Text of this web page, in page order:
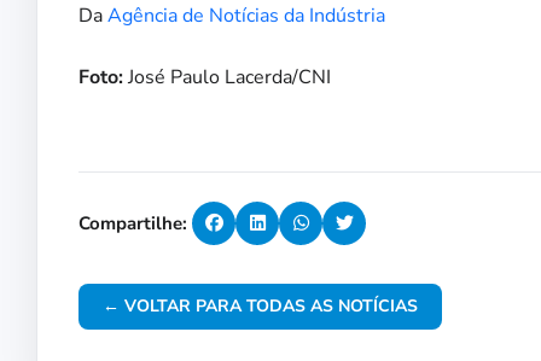
DaAgência de Notícias da Indústria
Foto:José Paulo Lacerda/CNI
Compartilhe:
← VOLTAR PARA TODAS AS NOTÍCIAS